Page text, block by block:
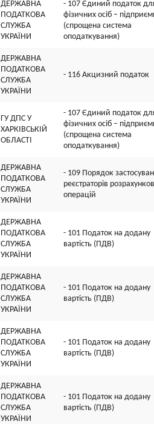
ДЕРЖАВНА
ПОДАТКОВА
СЛУЖБА
УКРАЇНИ
- 107 Єдиний податок
фізичних осіб –
(спрощена система
оподаткування)
ДЕРЖАВНА
ПОДАТКОВА
СЛУЖБА
УКРАЇНИ
- 116 Акцизний податок
ГУ ДПС У
ХАРКІВСЬКІЙ
ОБЛАСТІ
- 107 Єдиний податок
фізичних осіб –
(спрощена система
оподаткування)
ДЕРЖАВНА
ПОДАТКОВА
СЛУЖБА
УКРАЇНИ
- 109 Порядок
реєстраторів
операцій
ДЕРЖАВНА
ПОДАТКОВА
СЛУЖБА
УКРАЇНИ
- 101 Податок на додану
вартість (ПДВ)
ДЕРЖАВНА
ПОДАТКОВА
СЛУЖБА
УКРАЇНИ
- 101 Податок на додану
вартість (ПДВ)
ДЕРЖАВНА
ПОДАТКОВА
СЛУЖБА
УКРАЇНИ
- 101 Податок на додану
вартість (ПДВ)
ДЕРЖАВНА
ПОДАТКОВА
СЛУЖБА
УКРАЇНИ
- 101 Податок на додану
вартість (ПДВ)